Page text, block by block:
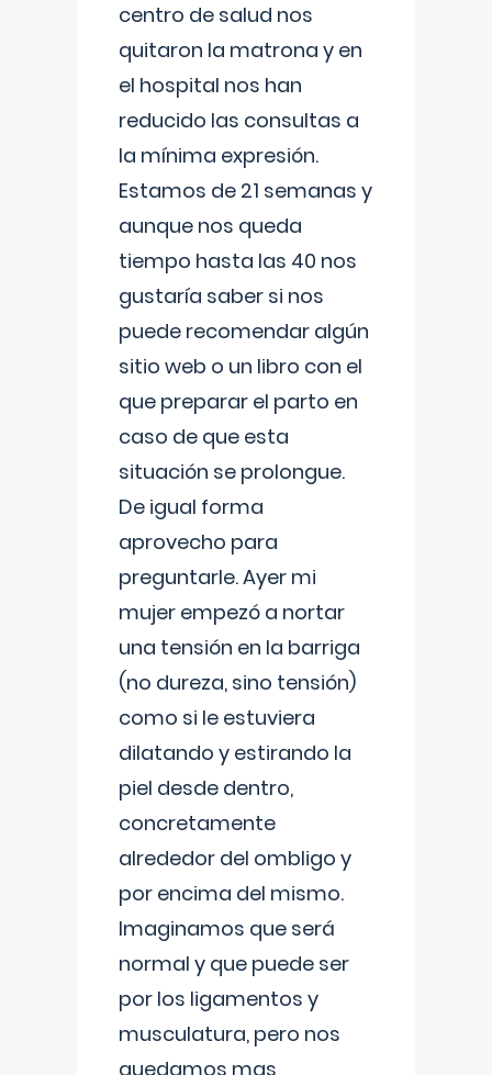
centro de salud nos
quitaron la matrona y en
el hospital nos han
reducido las consultas a
la mínima expresión.
Estamos de 21 semanas y
aunque nos queda
tiempo hasta las 40 nos
gustaría saber si nos
puede recomendar algún
sitio web o un libro con el
que preparar el parto en
caso de que esta
situación se prolongue.
De igual forma
aprovecho para
preguntarle. Ayer mi
mujer empezó a nortar
una tensión en la barriga
(no dureza, sino tensión)
como si le estuviera
dilatando y estirando la
piel desde dentro,
concretamente
alrededor del ombligo y
por encima del mismo.
Imaginamos que será
normal y que puede ser
por los ligamentos y
musculatura, pero nos
quedamos mas